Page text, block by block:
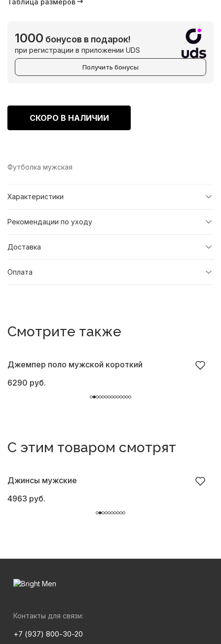
1000 бонусов в подарок!
при регистрации в приложении UDS
Получить бонусы
СКОРО В НАЛИЧИИ
Футболка мужская
Характеристики
Рекомендации по уходу
Доставка
Оплата
Смотрите также
Джемпер поло мужской короткий
6290 руб.
С этим товаром смотрят
Джинсы мужские
4963 руб.
Контакты для связи:
+7 (937) 800-30-20